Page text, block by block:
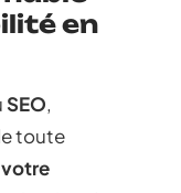
en
SEO,
toute